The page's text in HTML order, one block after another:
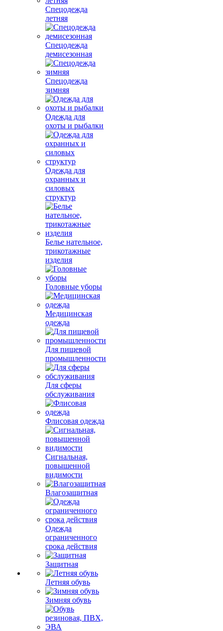
Спецодежда
летняя
Спецодежда
демисезонная
Спецодежда
зимняя
Одежда для
охоты и рыбалки
Одежда для
охранных и
силовых
структур
Белье нательное,
трикотажные
изделия
Головные уборы
Медицинская
одежда
Для пищевой
промышленности
Для сферы
обслуживания
Флисовая одежда
Сигнальная,
повышенной
видимости
Влагозащитная
Одежда
ограниченного
срока действия
Защитная
Летняя обувь
Зимняя обувь